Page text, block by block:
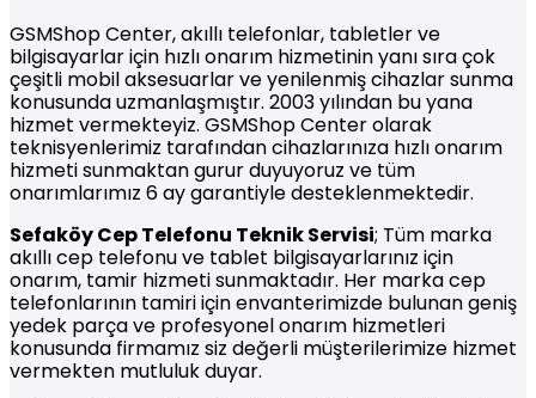
GSMShop Center, akıllı telefonlar, tabletler ve
bilgisayarlar için hızlı onarım hizmetinin yanı sıra çok
çeşitli mobil aksesuarlar ve yenilenmiş cihazlar sunma
konusunda uzmanlaşmıştır. 2003 yılından bu yana
hizmet vermekteyiz. GSMShop Center olarak
teknisyenlerimiz tarafından cihazlarınıza hızlı onarım
hizmeti sunmaktan gurur duyuyoruz ve tüm
onarımlarımız 6 ay garantiyle desteklenmektedir.
SefaköyCep Telefonu Teknik Servisi; Tüm marka
akıllı cep telefonu ve tablet bilgisayarlarınız için
onarım, tamir hizmeti sunmaktadır. Her marka cep
telefonlarının tamiri için envanterimizde bulunan geniş
yedek parça ve profesyonel onarım hizmetleri
konusunda firmamız siz değerli müşterilerimize hizmet
vermekten mutluluk duyar.